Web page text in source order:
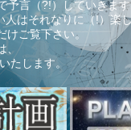
予言（?!）していきま
はそれなりに（!）楽
ご覧下さい。
、
たします。